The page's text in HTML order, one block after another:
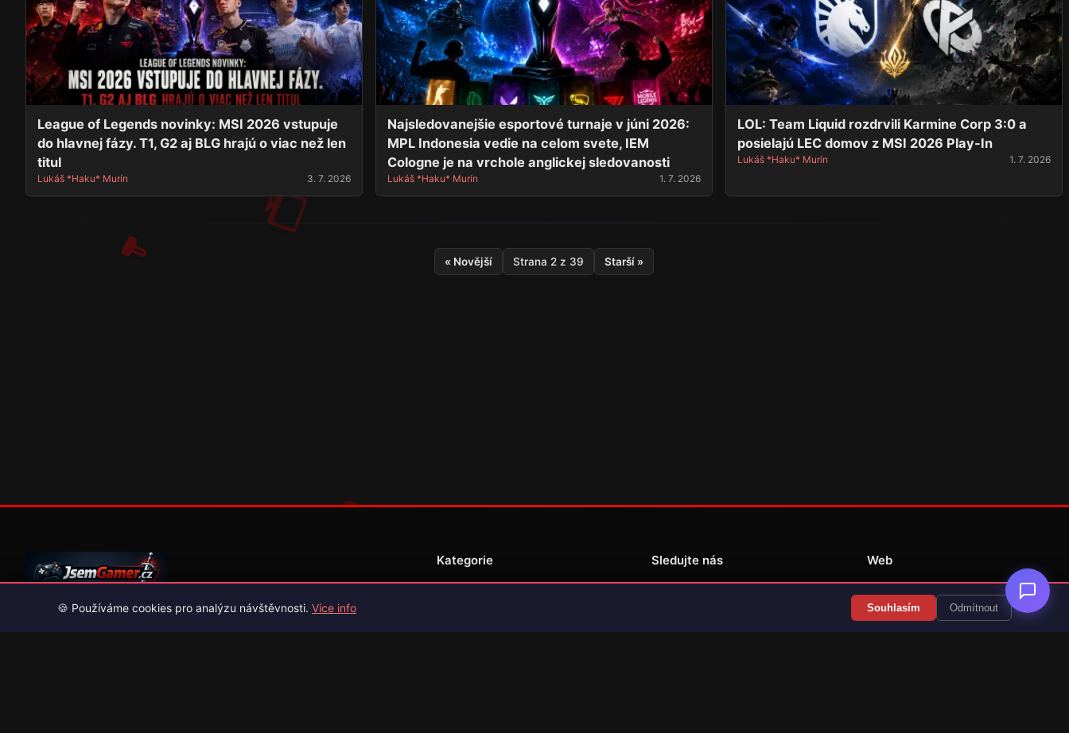
League of Legends novinky: MSI 2026 vstupuje
do hlavnej fázy. T1, G2 aj BLG hrajú o viac než len
titul
Lukáš *Haku* Murín 3. 7. 2026
Najsledovanejšie esportové turnaje v júni 2026:
MPL Indonesia vedie na celom svete, IEM
Cologne je na vrchole anglickej sledovanosti
Lukáš *Haku* Murín 1. 7. 2026
LOL: Team Liquid rozdrvili Karmine Corp 3:0 a
posielajú LEC domov z MSI 2026 Play-In
Lukáš *Haku* Murín 1. 7. 2026
« Novější Strana 2 z 39 Starší »
Váš průvodce světem videoher. Novinky, recenze a česko-slovenské
překlady her.
Kategorie Sledujte nás Web
Překlady her
🍪 Používáme cookies pro analýzu návštěvnosti. Více info Souhlasím Odmítnout